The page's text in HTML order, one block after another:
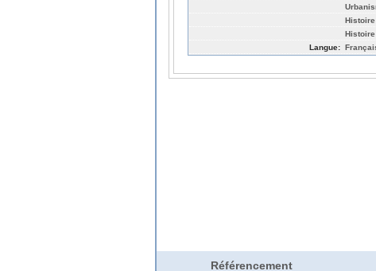
Langue:
Référencement